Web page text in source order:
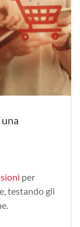
per
testando gli